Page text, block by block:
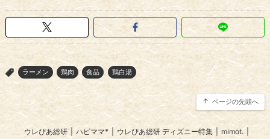
> ラーメン 鶏肉 食品 鶏白湯
ページの先頭へ
ウレぴあ総研 | ハピママ* | ウレぴあ総研 ディズニー特集 mimot.